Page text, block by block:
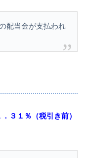
配当金が支払われ
．３１％（税引き前）